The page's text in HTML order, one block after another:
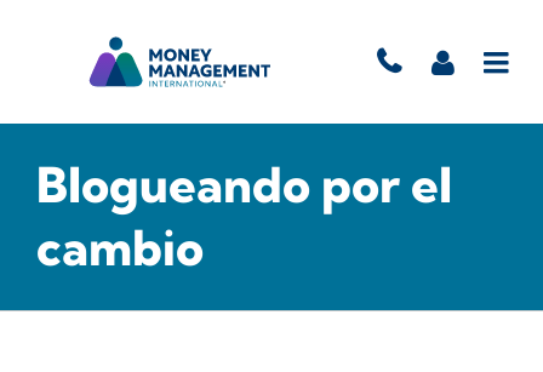
Blogueando por el
cambio